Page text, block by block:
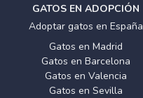
GATOS EN ADOPCIÓN
Adoptar gatos en España
Gatos en Madrid
Gatos en Barcelona
Gatos en Valencia
Gatos en Sevilla